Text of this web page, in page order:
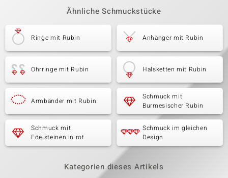
Ähnliche Schmuckstücke
Ringe mit Rubin Anhänger mit Rubin
Ohrringe mit Rubin Halsketten mit Rubin
Armbänder mit Rubin
Schmuck mit
Burmesischer Rubin
Schmuck mit
Edelsteinen in rot
Schmuck im gleichen
Design
Kategorien dieses Artikels